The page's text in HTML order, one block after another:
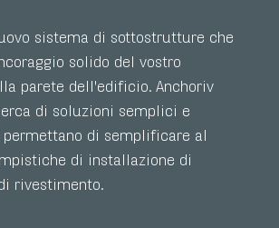
sistema di sottostrutture che
solido del vostro
parete dell'edificio. Anchoriv
di soluzioni semplici e
permettano di semplificare al
di installazione di
rivestimento.